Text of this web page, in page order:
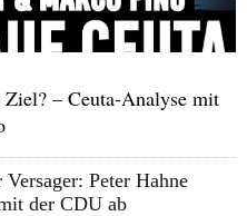
Ziel? – Ceuta-Analyse mit
Peter Hahne
der CDU ab